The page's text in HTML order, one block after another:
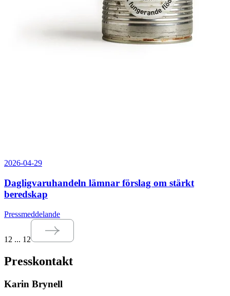
2026-04-29
Dagligvaruhandeln lämnar förslag om stärkt
beredskap
Pressmeddelande
1 2 ... 12
Presskontakt
Karin Brynell